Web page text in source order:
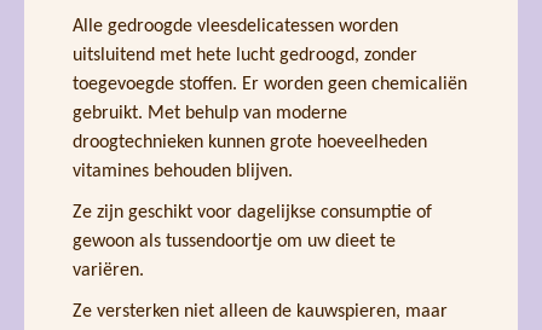
Alle gedroogde vleesdelicatessen worden
uitsluitend met hete lucht gedroogd, zonder
toegevoegde stoffen. Er worden geen chemicaliën
gebruikt. Met behulp van moderne
droogtechnieken kunnen grote hoeveelheden
vitamines behouden blijven.
Ze zijn geschikt voor dagelijkse consumptie of
gewoon als tussendoortje om uw dieet te
variëren.
Ze versterken niet alleen de kauwspieren, maar